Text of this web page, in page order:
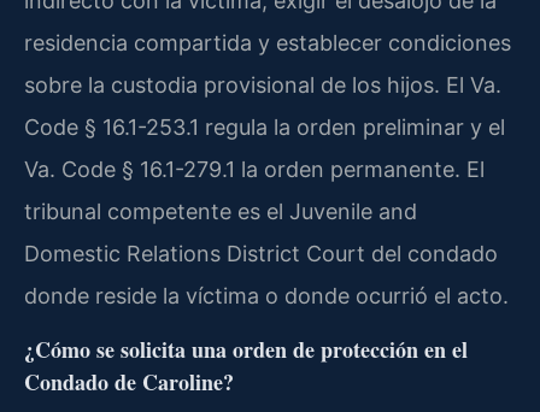
residencia compartida y establecer condiciones
sobre la custodia provisional de los hijos. El Va.
Code § 16.1-253.1 regula la orden preliminar y el
Va. Code § 16.1-279.1 la orden permanente. El
tribunal competente es el Juvenile and
Domestic Relations District Court del condado
donde reside la víctima o donde ocurrió el acto.
¿Cómo se solicita una orden de protección en el
Condado de Caroline?